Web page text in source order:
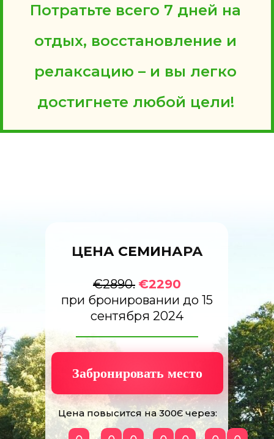
Потратьте всего 7 дней на
отдых, восстановление и
релаксацию – и вы легко
достигнете любой цели!
ЦЕНА СЕМИНАРА
€2890. €2290
при бронировании до 15
сентября 2024
Цена повысится на 300Є через:
Забронировать место